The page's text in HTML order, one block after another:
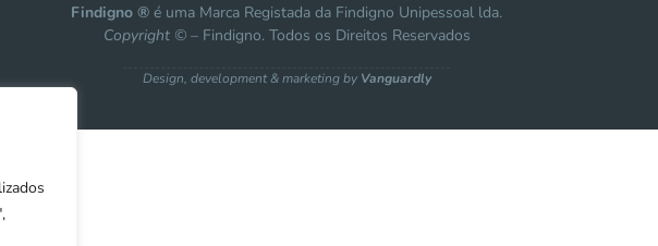
Findigno ® é uma Marca Registada da Findigno Unipessoal lda.
Copyright ©– Findigno. Todos os Direitos Reservados
Design, development & marketing by Vanguardly